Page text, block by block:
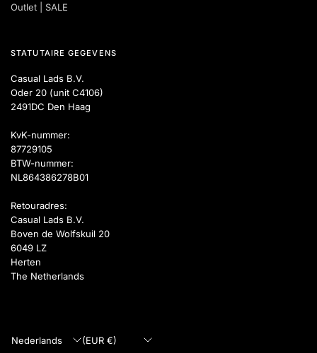
Outlet | SALE
STATUTAIRE GEGEVENS
Casual Lads B.V.
Oder 20 (unit C4106)
2491DC Den Haag
KvK-nummer:
87729105
BTW-nummer:
NL864386278B01
Retouradres:
Casual Lads B.V.
Boven de Wolfskuil 20
6049 LZ
Herten
The Netherlands
Land/regio
Land/regio